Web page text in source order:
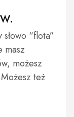
“flota”
masz
możesz
też